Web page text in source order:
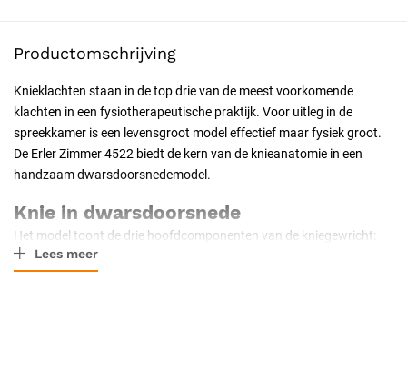
Productomschrijving
Knieklachten staan in de top drie van de meest voorkomende
klachten in een fysiotherapeutische praktijk. Voor uitleg in de
spreekkamer is een levensgroot model effectief maar fysiek groot.
De Erler Zimmer 4522 biedt de kern van de knieanatomie in een
handzaam dwarsdoorsnedemodel.
Knie in dwarsdoorsnede
Het model toont de drie hoofdcomponenten van de kniegewricht:
het distale femur met de mediale en laterale condyl, het proximale
Lees meer